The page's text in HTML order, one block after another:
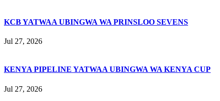
KCB YATWAA UBINGWA WA PRINSLOO SEVENS
Jul 27, 2026
KENYA PIPELINE YATWAA UBINGWA WA KENYA CUP
Jul 27, 2026